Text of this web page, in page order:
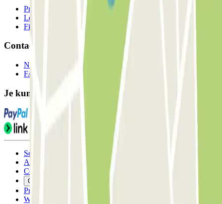
Professionals
Leverancier parkeren
Filialen
Contact
Neem contact met ons op
FAQ
Je kunt deze betaalmethoden gebruiken:
Servicevoorwaarden
Annuleringsvoorwaarden
Cookiebeleid
Cookies beheren
Privacybeleid
Whistleblowing